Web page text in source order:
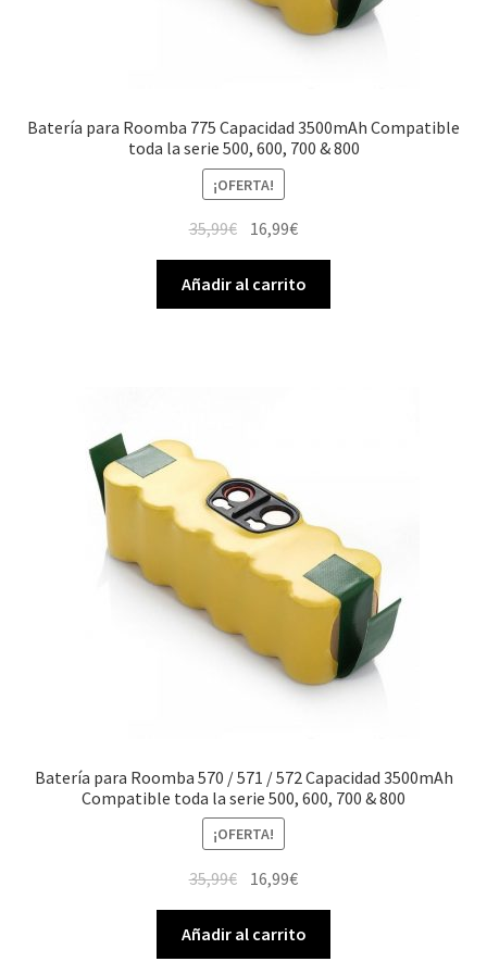
Batería para Roomba 775 Capacidad 3500mAh Compatible
toda la serie 500, 600, 700 & 800
¡OFERTA!
35,99€ El
precio
original
era:
16,99€El
precio
actual
es:
Añadir al carrito
Batería para Roomba 570 / 571 / 572 Capacidad 3500mAh
Compatible toda la serie 500, 600, 700 & 800
¡OFERTA!
35,99€ El
original
era:
16,99€El
actual
es:
Añadir al carrito